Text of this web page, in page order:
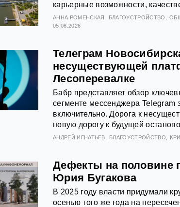
карьерные возможности,
АННА РОМЕНСКАЯ БЛАГОУСТРОЙСТВО
05.08.2026
Телеграм
несуществующей
Лесоперевалке
Бабр представляет обзор
сегменте мессенджера Telegram
включительно. Дорога к
новую дорогу к будущей
АНДРЕЙ ИГНАТЬЕВ БЛАГОУСТРОЙСТВО
Дефекты на половине
Юрия Бугакова
В 2025 году власти придумали
осенью того же года на